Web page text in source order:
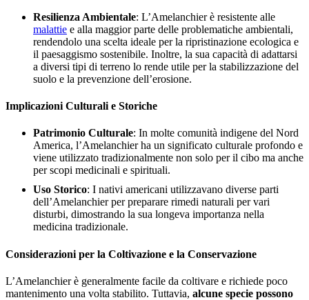
Resilienza Ambientale: L’Amelanchier è resistente alle
malattie e alla maggior parte delle problematiche ambientali,
rendendolo una scelta ideale per la ripristinazione ecologica e
il paesaggismo sostenibile. Inoltre, la sua capacità di adattarsi
a diversi tipi di terreno lo rende utile per la stabilizzazione del
suolo e la prevenzione dell’erosione.
Implicazioni Culturali e Storiche
Patrimonio Culturale: In molte comunità indigene del Nord
America, l’Amelanchier ha un significato culturale profondo e
viene utilizzato tradizionalmente non solo per il cibo ma anche
per scopi medicinali e spirituali.
Uso Storico: I nativi americani utilizzavano diverse parti
dell’Amelanchier per preparare rimedi naturali per vari
disturbi, dimostrando la sua longeva importanza nella
medicina tradizionale.
Considerazioni per la Coltivazione e la Conservazione
L’Amelanchier è generalmente facile da coltivare e richiede poco
mantenimento una volta stabilito. Tuttavia, alcune specie possono